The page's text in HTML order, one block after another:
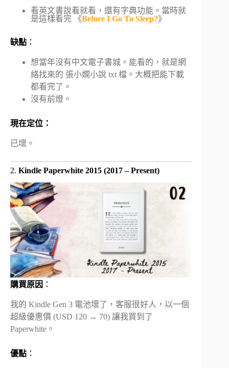
看英文書說看就看，還有字典功能。當時就
是這樣看完 《Before I Go To Sleep?》
缺點 ：
想當年沒有中文電子書城。能看的，就是網
絡找來的 張小嫻小說 txt 檔。大概把能下載
都看完了。
沒有前燈。
現在定位：
已壞。
2. Kindle Paperwhite 2015 (2017 – Present)
購買原因 ：
我的 Kindle Gen 3 電池壞了，客服很好人，以一個
超級優惠價 (USD 120 → 70) 讓我買到了
Paperwhite。
優點 ：